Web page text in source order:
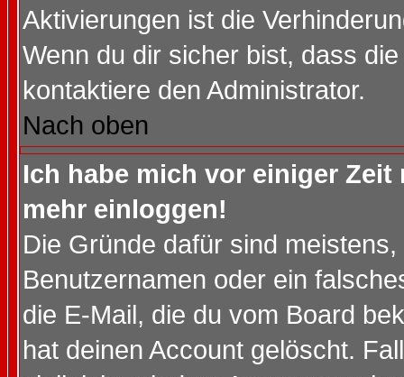
Aktivierungen ist die
Wenn du dir sicher bist, dass
kontaktiere den Administrator.
Nach oben
Ich habe mich vor einiger
mehr einloggen!
Die Gründe dafür sind
Benutzernamen oder ein
die E-Mail, die du vom Board
hat deinen Account gelöscht.